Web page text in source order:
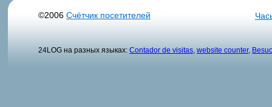
©2006 Счётчик посетителей
24LOG на разных языках: Contador de visitas website counter,